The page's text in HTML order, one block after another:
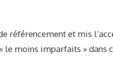
référencement et mis
le moins imparfaits » dans